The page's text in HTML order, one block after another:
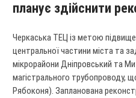
планує здійснити
Черкаська ТЕЦ із метою
центральної частини міста та
мікрорайони Дніпровський та
магістрального трубопроводу,
Рябоконя). Запланована